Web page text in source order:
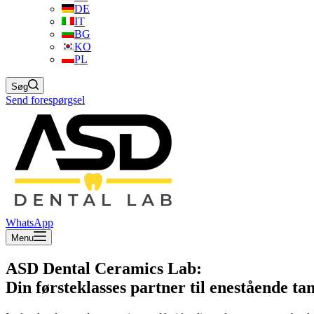
DE
IT
BG
KO
PL
Søg
Send forespørgsel
WhatsApp
Menu
ASD Dental Ceramics Lab:
Din førsteklasses partner til enestående